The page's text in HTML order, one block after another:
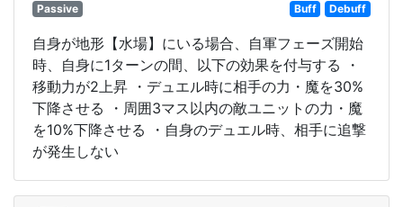
Passive Buff Debuff
自身が地形【水場】にいる場合、自軍フェーズ開始
時、自身に1ターンの間、以下の効果を付与する ・
移動力が2上昇 ・デュエル時に相手の力・魔を30%
下降させる ・周囲3マス以内の敵ユニットの力・魔
を10%下降させる ・自身のデュエル時、相手に追撃
が発生しない